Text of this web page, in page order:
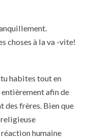
choses à la va -vite!
habites tout en
afin de
des frères. Bien que
humaine